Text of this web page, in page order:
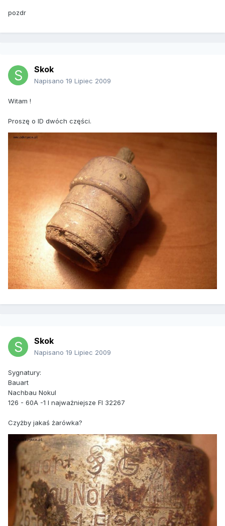
pozdr
Skok
Napisano 19 Lipiec 2009
Witam !
Proszę o ID dwóch części.
Skok
Napisano 19 Lipiec 2009
Sygnatury:
Bauart
Nachbau Nokul
126 - 60A -1 I najważniejsze Fl 32267
Czyżby jakaś żarówka?